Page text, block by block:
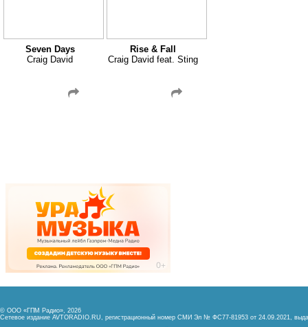
Seven Days
Craig David
Rise & Fall
Craig David feat. Sting
© ООО «ГПМ Радио», 2026
Сетевое издание AVTORADIO.RU, регистрационный номер СМИ Эл № ФС77-81953 от 24.09.2021,